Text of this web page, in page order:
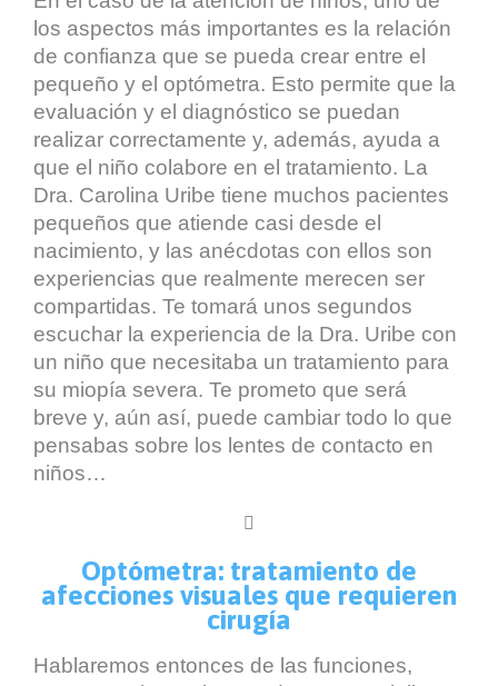
los aspectos más importantes es la relación
de confianza que se pueda crear entre el
pequeño y el optómetra. Esto permite que la
evaluación y el diagnóstico se puedan
realizar correctamente y, además, ayuda a
que el niño colabore en el tratamiento. La
Dra. Carolina Uribe tiene muchos pacientes
pequeños que atiende casi desde el
nacimiento, y las anécdotas con ellos son
experiencias que realmente merecen ser
compartidas. Te tomará unos segundos
escuchar la experiencia de la Dra. Uribe con
un niño que necesitaba un tratamiento para
su miopía severa. Te prometo que será
breve y, aún así, puede cambiar todo lo que
pensabas sobre los lentes de contacto en
niños…

Optómetra: tratamiento de
afecciones visuales que requieren
cirugía
Hablaremos entonces de las funciones,